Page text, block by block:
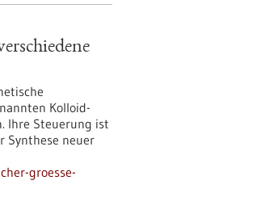
Kolloid-
Ihre Steuerung ist
Synthese neuer
groesse-